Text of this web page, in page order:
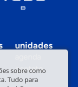
unidades
contato
sobre como
Tudo para